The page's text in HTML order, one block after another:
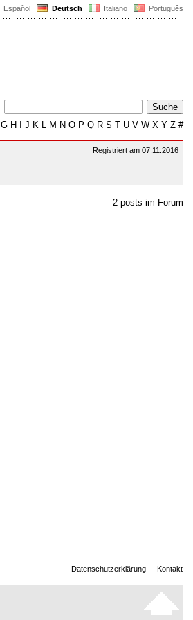
Español Deutsch Italiano Português
G H J K L M N O P Q R S T U V W X Y Z #
Registriert am 07.11.2016
2 posts im Forum
Datenschutzerklärung - Kontakt